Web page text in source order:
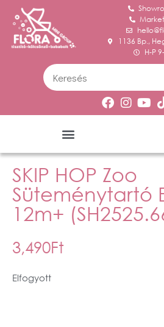
1136 Bp.,
H-P
SKIP HOP Zoo
Süteménytartó
12m+
3,490Ft
Elfogyott